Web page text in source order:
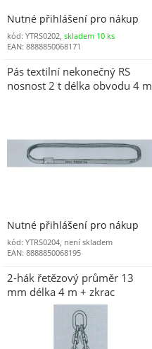
Nutné přihlášení pro nákup
kód: YTRS0202, skladem 10 ks
EAN: 8888850068171
Pás textilní nekonečný RS
nosnost 2 t délka obvodu 4 m
Nutné přihlášení pro nákup
kód: YTRS0204, není skladem
EAN: 8888850068195
2-hák řetězový průměr 13
mm délka 4 m + zkrac